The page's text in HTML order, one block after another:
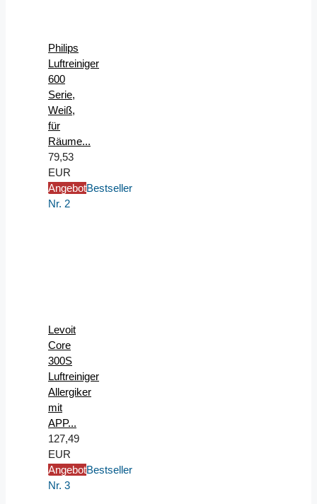
Philips
Luftreiniger
600
Serie,
Weiß,
für
Räume...
79,53
EUR
AngebotBestseller
Nr. 2
Levoit
Core
300S
Luftreiniger
Allergiker
mit
APP...
127,49
EUR
AngebotBestseller
Nr. 3